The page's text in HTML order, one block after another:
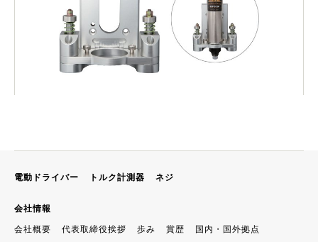
電動ドライバー トルク計測器 ネジ
会社情報
会社概要 代表取締役挨拶 歩み 賞歴 国内・国外拠点